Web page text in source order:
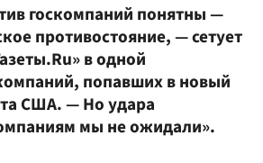
госкомпаний понятны —
противостояние, — сетует
в одной
попавших в новый
США. — Но удара
мы не ожидали».